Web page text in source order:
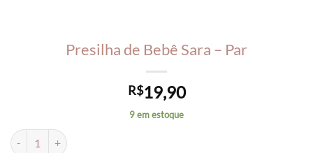
Presilha de Bebê Sara – Par
R$19,90
9 em estoque
Presilha de Bebê Sara - Par quantidade